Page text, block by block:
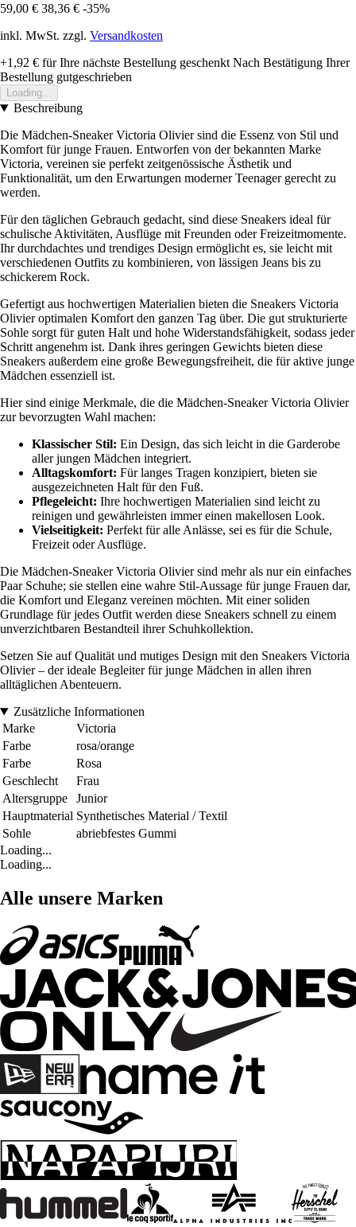
59,00 € 38,36 € -35%
inkl. MwSt. zzgl. Versandkosten
+1,92 € für Ihre nächste Bestellung geschenkt Nach Bestätigung Ihrer
Bestellung gutgeschrieben
Loading...
Beschreibung
Die Mädchen-Sneaker Victoria Olivier sind die Essenz von Stil und
Komfort für junge Frauen. Entworfen von der bekannten Marke
Victoria, vereinen sie perfekt zeitgenössische Ästhetik und
Funktionalität, um den Erwartungen moderner Teenager gerecht zu
werden.
Für den täglichen Gebrauch gedacht, sind diese Sneakers ideal für
schulische Aktivitäten, Ausflüge mit Freunden oder Freizeitmomente.
Ihr durchdachtes und trendiges Design ermöglicht es, sie leicht mit
verschiedenen Outfits zu kombinieren, von lässigen Jeans bis zu
schickerem Rock.
Gefertigt aus hochwertigen Materialien bieten die Sneakers Victoria
Olivier optimalen Komfort den ganzen Tag über. Die gut strukturierte
Sohle sorgt für guten Halt und hohe Widerstandsfähigkeit, sodass jeder
Schritt angenehm ist. Dank ihres geringen Gewichts bieten diese
Sneakers außerdem eine große Bewegungsfreiheit, die für aktive junge
Mädchen essenziell ist.
Hier sind einige Merkmale, die die Mädchen-Sneaker Victoria Olivier
zur bevorzugten Wahl machen:
Klassischer Stil: Ein Design, das sich leicht in die Garderobe
aller jungen Mädchen integriert.
Alltagskomfort: Für langes Tragen konzipiert, bieten sie
ausgezeichneten Halt für den Fuß.
Pflegeleicht: Ihre hochwertigen Materialien sind leicht zu
reinigen und gewährleisten immer einen makellosen Look.
Vielseitigkeit: Perfekt für alle Anlässe, sei es für die Schule,
Freizeit oder Ausflüge.
Die Mädchen-Sneaker Victoria Olivier sind mehr als nur ein einfaches
Paar Schuhe; sie stellen eine wahre Stil-Aussage für junge Frauen dar,
die Komfort und Eleganz vereinen möchten. Mit einer soliden
Grundlage für jedes Outfit werden diese Sneakers schnell zu einem
unverzichtbaren Bestandteil ihrer Schuhkollektion.
Setzen Sie auf Qualität und mutiges Design mit den Sneakers Victoria
Olivier – der ideale Begleiter für junge Mädchen in allen ihren
alltäglichen Abenteuern.
Zusätzliche Informationen
Marke
Victoria
Farbe
rosa/orange
Farbe
Rosa
Geschlecht
Frau
Altersgruppe
Junior
Hauptmaterial Synthetisches Material / Textil
Sohle
abriebfestes Gummi
Loading...
Loading...
Alle unsere Marken